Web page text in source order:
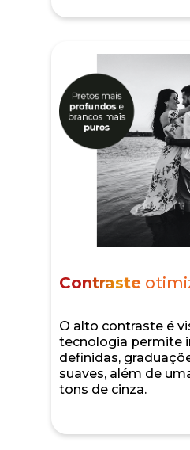
Contraste
O alto contraste é
tecnologia permite
definidas,
suaves, além de
tons de cinza.